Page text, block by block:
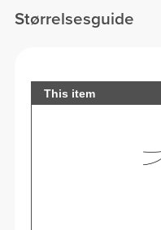
Størrelsesguide
This item